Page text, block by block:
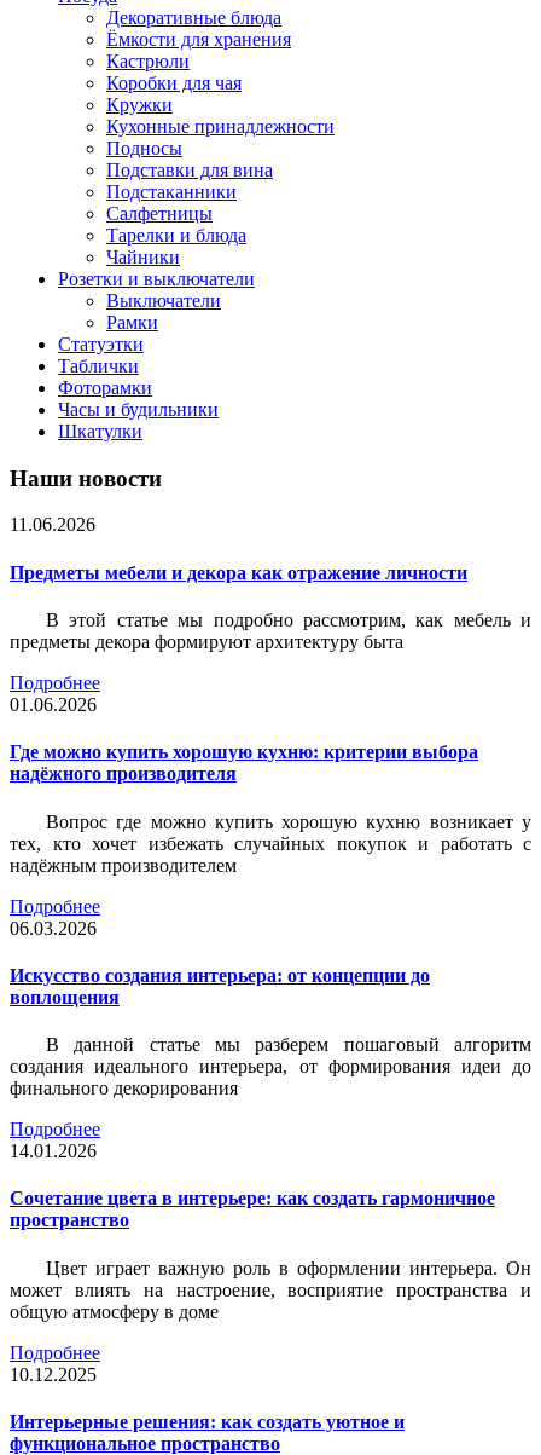
Декоративные блюда
Ёмкости для хранения
Кастрюли
Коробки для чая
Кружки
Кухонные принадлежности
Подносы
Подставки для вина
Подстаканники
Салфетницы
Тарелки и блюда
Чайники
Розетки и выключатели
Выключатели
Рамки
Статуэтки
Таблички
Фоторамки
Часы и будильники
Шкатулки
Наши новости
11.06.2026
Предметы мебели и декора как отражение личности
В этой статье мы подробно рассмотрим, как мебель и
предметы декора формируют архитектуру быта
Подробнее
01.06.2026
Где можно купить хорошую кухню: критерии выбора
надёжного производителя
Вопрос где можно купить хорошую кухню возникает у
тех, кто хочет избежать случайных покупок и работать с
надёжным производителем
Подробнее
06.03.2026
Искусство создания интерьера: от концепции до
воплощения
В данной статье мы разберем пошаговый алгоритм
создания идеального интерьера, от формирования идеи до
финального декорирования
Подробнее
14.01.2026
Сочетание цвета в интерьере: как создать гармоничное
пространство
Цвет играет важную роль в оформлении интерьера. Он
может влиять на настроение, восприятие пространства и
общую атмосферу в доме
Подробнее
10.12.2025
Интерьерные решения: как создать уютное и
функциональное пространство